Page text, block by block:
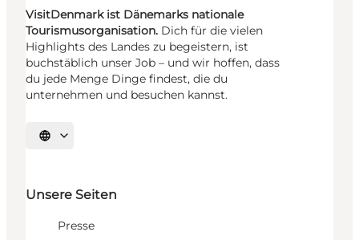
VisitDenmark ist Dänemarks nationale
Tourismusorganisation. Dich für die vielen
Highlights des Landes zu begeistern, ist
buchstäblich unser Job – und wir hoffen, dass
du jede Menge Dinge findest, die du
unternehmen und besuchen kannst.
Sprache auswählen
Unsere Seiten
Presse